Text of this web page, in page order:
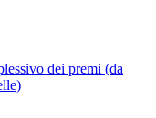
dei premi (da